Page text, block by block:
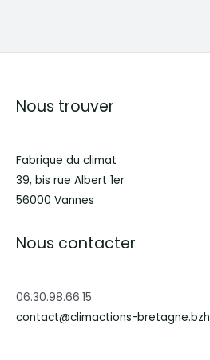
sur
FM
02
2016
Nous trouver
Fabrique du climat
39, bis rue Albert 1er
56000 Vannes
Nous contacter
06.30.98.66.15
contact@climactions-bretagne.bzh